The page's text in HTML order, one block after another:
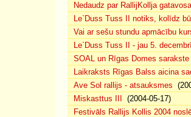
Nedaudz par RallijKollja
Le`Duss Tuss II notiks, kolīdz
Vai ar sešu stundu apmācību
Le`Duss Tuss II - jau 5.
SOAL un Rīgas Domes
Laikraksts Rīgas Balss aicina
Ave Sol rallijs - atsauksmes
Miskasttus III
(2004-05-17)
Festivāls Rallijs Kollis 2004